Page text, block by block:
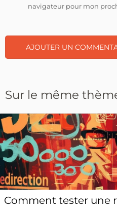
navigateur pour mon
Sur le même
Comment tester une